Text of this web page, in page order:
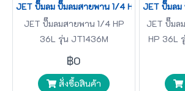
JET ปั๊มลม ปั๊มลมสายพาน 1/4 HP 36L รุ่น
JET ปั๊มลมสายพาน 1/4 HP
36L รุ่น JT1436M
฿0
สั่งซื้อสินค้า
JET ปั๊มลม
JET ปั๊มล
HP 36L